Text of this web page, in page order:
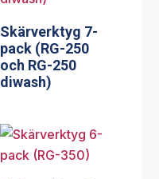
Skärverktyg 7-
pack (RG-250
och RG-250
diwash)